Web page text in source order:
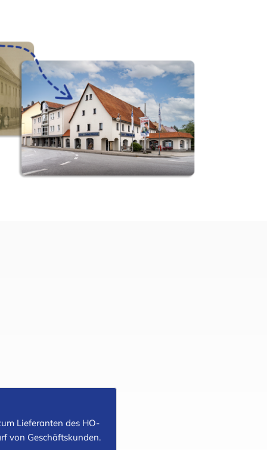
Lieferanten des HO-
von Geschäftskunden.